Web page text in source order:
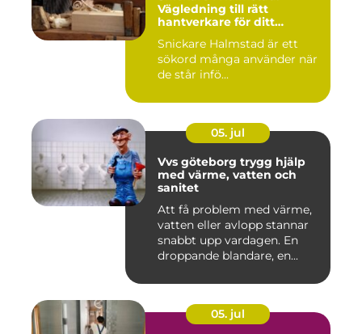
Vägledning till rätt
hantverkare för ditt
Snickare Halmstad är ett
sökord många använder när
de står infö...
05. jul
Vvs göteborg trygg hjälp
med värme, vatten och
sanitet
Att få problem med värme,
vatten eller avlopp stannar
snabbt upp vardagen. En
droppande blandare, en...
05. jul